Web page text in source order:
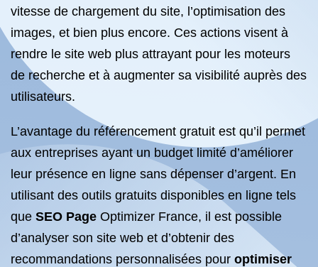
vitesse de chargement du site, l’optimisation des
images, et bien plus encore. Ces actions visent à
rendre le site web plus attrayant pour les moteurs
de recherche et à augmenter sa visibilité auprès des
utilisateurs.
L’avantage du référencement gratuit est qu’il permet
aux entreprises ayant un budget limité d’améliorer
leur présence en ligne sans dépenser d’argent. En
utilisant des outils gratuits disponibles en ligne tels
que SEO Page Optimizer France, il est possible
d’analyser son site web et d’obtenir des
recommandations personnalisées pour optimiser